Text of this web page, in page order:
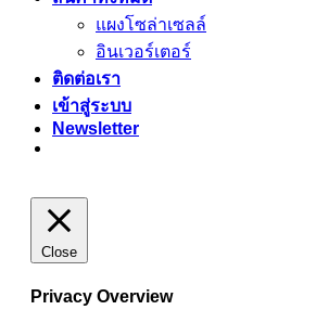
แผงโซล่าเซลล์
อินเวอร์เตอร์
ติดต่อเรา
เข้าสู่ระบบ
Newsletter
Close
Privacy Overview